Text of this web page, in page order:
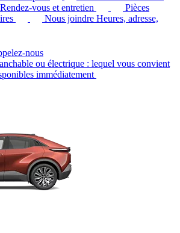
Rendez-vous et entretien
Pièces
Nous joindre Heures, adresse,
nous
ou électrique : lequel vous convient
immédiatement